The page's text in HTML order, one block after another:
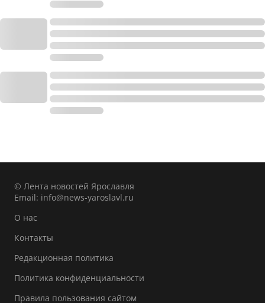
© Лента новостей Ярославля
Email: info@news-yaroslavl.ru
О нас
Контакты
Редакционная политика
Политика конфиденциальности
Правила пользования сайтом